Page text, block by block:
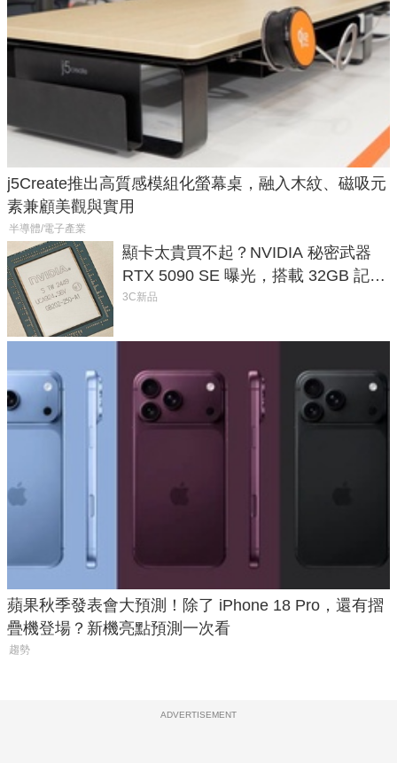
j5Create推出高質感模組化螢幕桌，融入木紋、磁吸元
素兼顧美觀與實用
半導體/電子產業
顯卡太貴買不起？NVIDIA 秘密武器
RTX 5090 SE 曝光，搭載 32GB 記憶
體
3C新品
蘋果秋季發表會大預測！除了 iPhone 18 Pro，還有摺
疊機登場？新機亮點預測一次看
趨勢
ADVERTISEMENT